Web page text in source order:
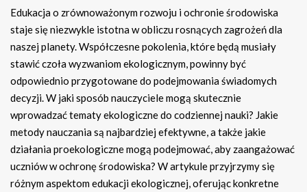
Edukacja o zrównoważonym rozwoju i ochronie środowiska
staje się niezwykle istotna w obliczu rosnących zagrożeń dla
naszej planety. Współczesne pokolenia, które będą musiały
stawić czoła wyzwaniom ekologicznym, powinny być
odpowiednio przygotowane do podejmowania świadomych
decyzji. W jaki sposób nauczyciele mogą skutecznie
wprowadzać tematy ekologiczne do codziennej nauki? Jakie
metody nauczania są najbardziej efektywne, a także jakie
działania proekologiczne mogą podejmować, aby zaangażować
uczniów w ochronę środowiska? W artykule przyjrzymy się
różnym aspektom edukacji ekologicznej, oferując konkretne